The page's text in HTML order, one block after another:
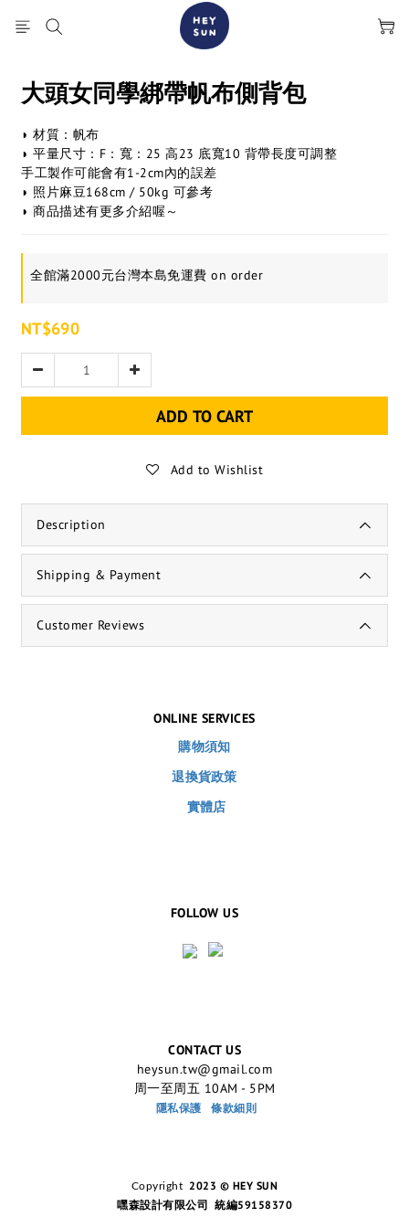
大頭女同學綁帶帆布側背包
◗ 材質：帆布
◗ 平量尺寸：F：寬：25 高23 底寬10 背帶長度可調整
手工製作可能會有1-2cm內的誤差
◗ 照片麻豆168cm / 50kg 可參考
◗ 商品描述有更多介紹喔～
全館滿2000元台灣本島免運費 on order
NT$690
ADD TO CART
Add to Wishlist
Description
Shipping & Payment
Customer Reviews
ONLINE SERVICES
購物須知
退換貨政策
實體店
FOLLOW US
CONTACT US
heysun.tw@gmail.com
周一至周五 10AM - 5PM
隱私保護 條款細則
Copyright
2023 © HEY SUN
嘿森設計有限公司 統編59158370